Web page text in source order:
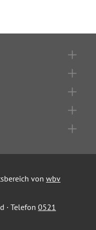
von wbv
· Telefon 0521